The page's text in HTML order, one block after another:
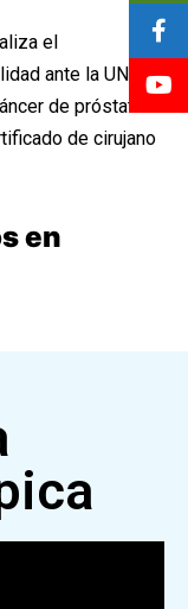
el
ante la UNAM
de próstata
de cirujano
en